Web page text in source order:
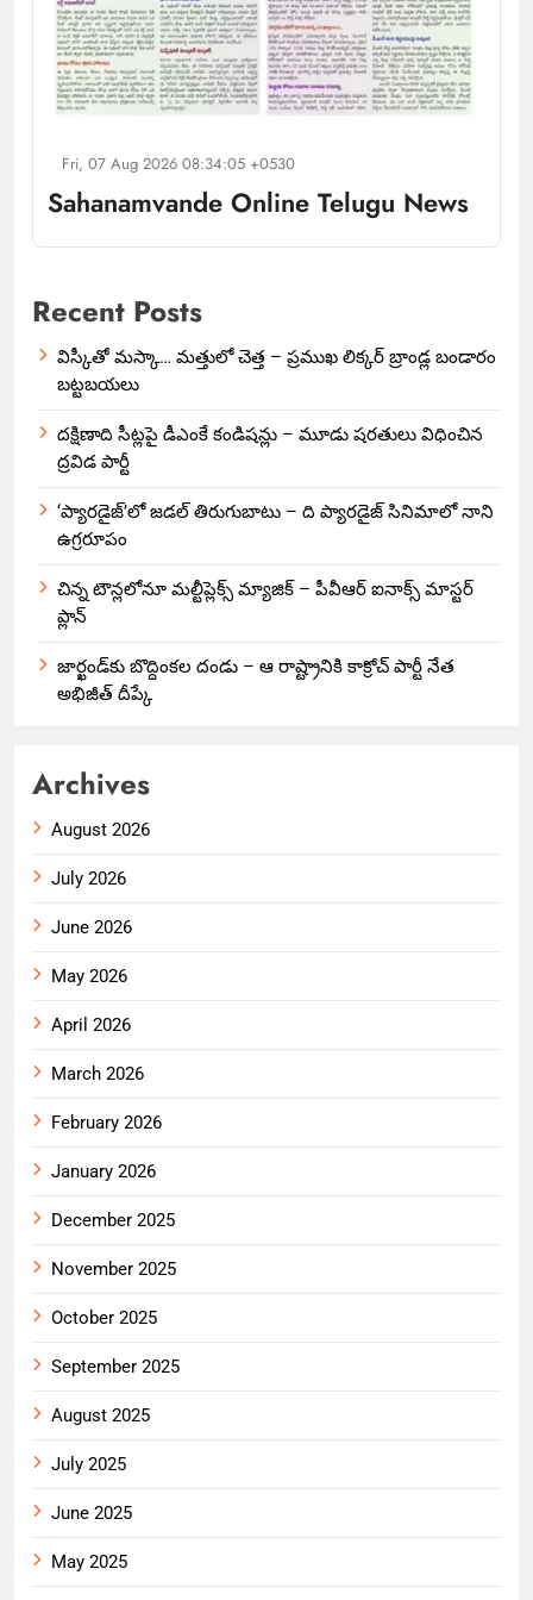
Fri, 07 Aug 2026 08:34:05 +0530
Sahanamvande Online Telugu News
Recent Posts
విస్కీతో మస్కా… మత్తులో చెత్త – ప్రముఖ లిక్కర్ బ్రాండ్ల బండారం
బట్టబయలు
దక్షిణాది సీట్లపై డీఎంకే కండిషన్లు – మూడు షరతులు విధించిన
ద్రవిడ పార్టీ
‘ప్యారడైజ్’లో జడల్ తిరుగుబాటు – ది ప్యారడైజ్ సినిమాలో నాని
ఉగ్రరూపం
చిన్న టౌన్లలోనూ మల్టీప్లెక్స్‌ మ్యాజిక్ – పీవీఆర్ ఐనాక్స్ మాస్టర్
ప్లాన్
జార్ఖండ్‌కు బొద్దింకల దండు – ఆ రాష్ట్రానికి కాక్రోచ్ పార్టీ నేత
అభిజీత్ దీప్కే
Archives
August 2026
July 2026
June 2026
May 2026
April 2026
March 2026
February 2026
January 2026
December 2025
November 2025
October 2025
September 2025
August 2025
July 2025
June 2025
May 2025